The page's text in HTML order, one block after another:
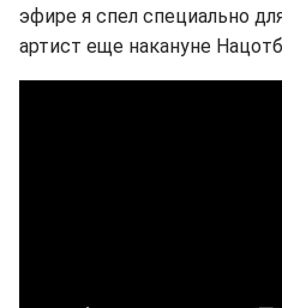
эфире я спел специально
артист еще накануне